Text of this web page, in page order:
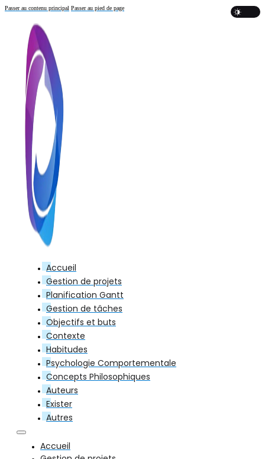
Passer au contenu principal Passer au pied de page
Accueil
Gestion de projets
Planification Gantt
Gestion de tâches
Objectifs et buts
Contexte
Habitudes
Psychologie Comportementale
Concepts Philosophiques
Auteurs
Exister
Autres
Accueil